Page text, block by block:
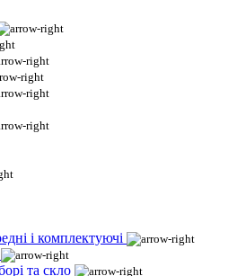
і комплектуючі
та скло